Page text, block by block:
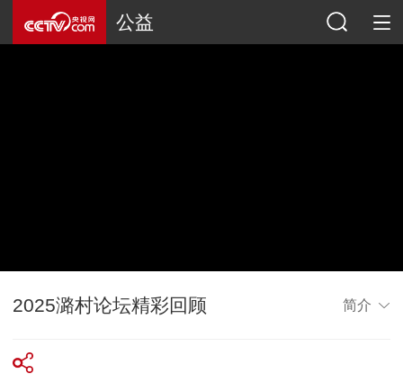
公益
2025潞村论坛精彩回顾 简介